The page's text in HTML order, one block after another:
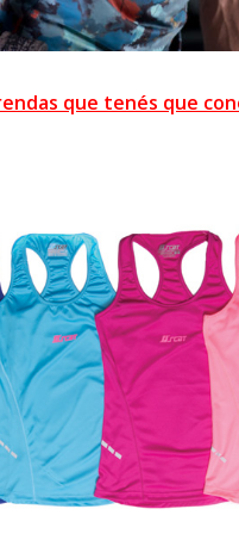
que tenés que